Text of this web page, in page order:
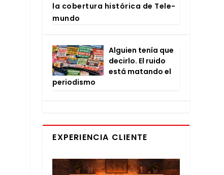
la cober­tu­ra his­tó­ri­ca de Tele­
mun­do
Alguien tenía que
decir­lo. El rui­do
está matan­do el
perio­dis­mo
EXPERIENCIA CLIENTE